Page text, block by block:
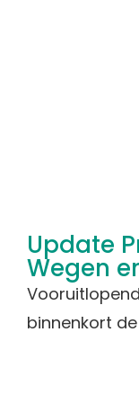
Update
Wegen
binnenkort